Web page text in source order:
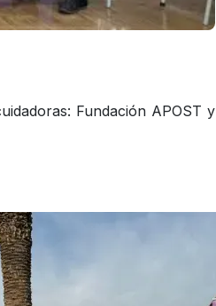
Fundación APOST y